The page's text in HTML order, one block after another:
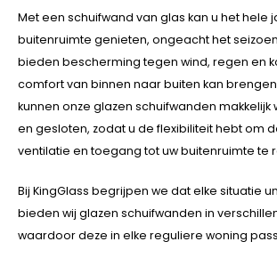
Met een schuifwand van glas kan u het hele
buitenruimte genieten, ongeacht het
bieden bescherming tegen wind, regen en
comfort van binnen naar buiten kan
kunnen onze glazen schuifwanden
en gesloten, zodat u de flexibiliteit hebt om
ventilatie en toegang tot uw buitenruimte te
Bij KingGlass begrijpen we dat elke situatie
bieden wij glazen schuifwanden in
waardoor deze in elke reguliere woning